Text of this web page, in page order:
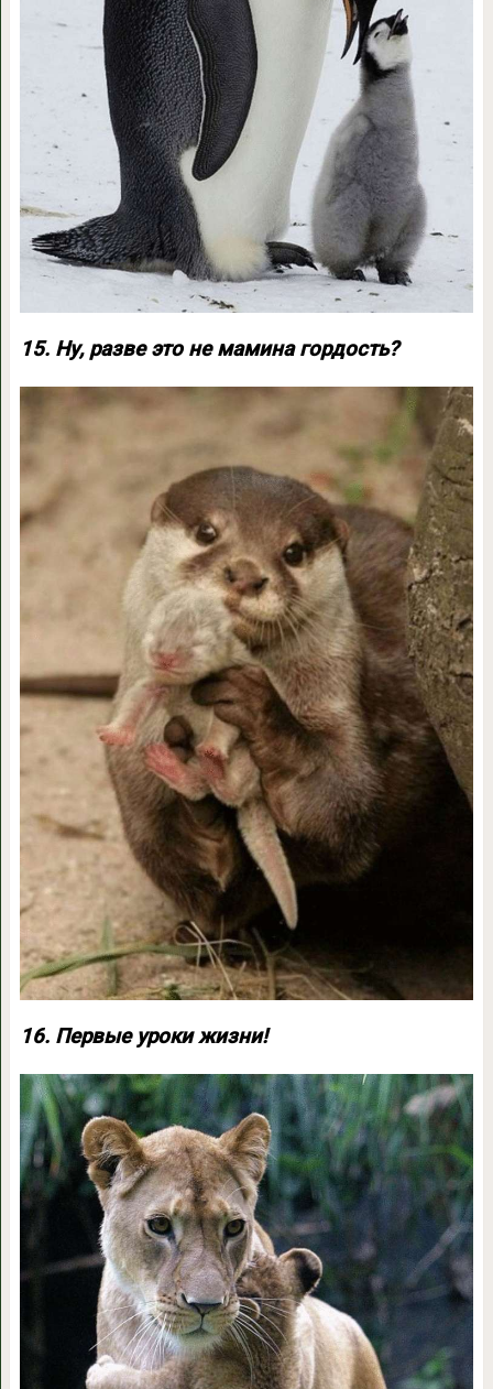
15. Ну, разве это не мамина гордость?
16. Первые уроки жизни!